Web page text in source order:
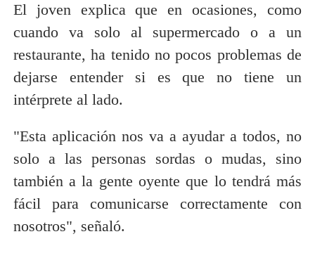
El joven explica que en ocasiones, como
cuando va solo al supermercado o a un
restaurante, ha tenido no pocos problemas de
dejarse entender si es que no tiene un
intérprete al lado.
"Esta aplicación nos va a ayudar a todos, no
solo a las personas sordas o mudas, sino
también a la gente oyente que lo tendrá más
fácil para comunicarse correctamente con
nosotros", señaló.